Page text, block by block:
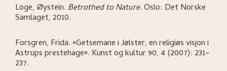
Loge, Øystein. Betrothed to Nature.Oslo: Det Norske
Samlaget, 2010.
Forsgren, Frida.«Getsemane i Jølster, en religiøs visjon i
Astrups prestehage». Kunst og kultur 90, 4 (2007): 231–
237.